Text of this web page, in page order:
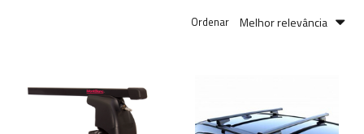
Ordenar Melhor relevância